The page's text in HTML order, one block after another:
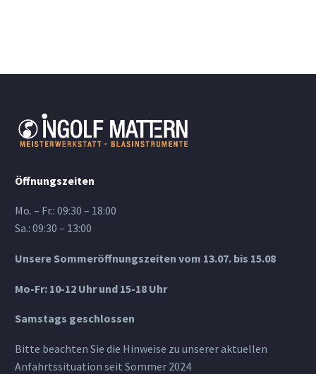
Öffnungszeiten
Mo. – Fr.: 09:30 – 18:00
Sa.: 09:30 – 13:00
Unsere Sommeröffnungszeiten vom 13.07. bis 15.08
Mo-Fr: 10-12 Uhr und 15-18 Uhr
Samstags geschlossen
Bitte beachten Sie die Hinweise zu unserer aktuellen
Anfahrtssituation seit Sommer 2024